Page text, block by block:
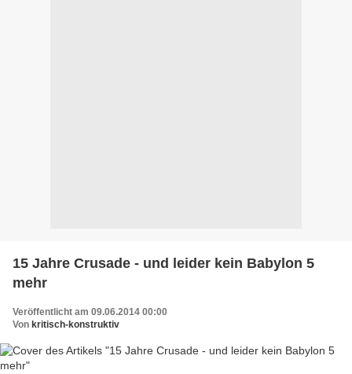
15 Jahre Crusade - und leider kein Babylon 5
mehr
Veröffentlicht am 09.06.2014 00:00
Von kritisch-konstruktiv